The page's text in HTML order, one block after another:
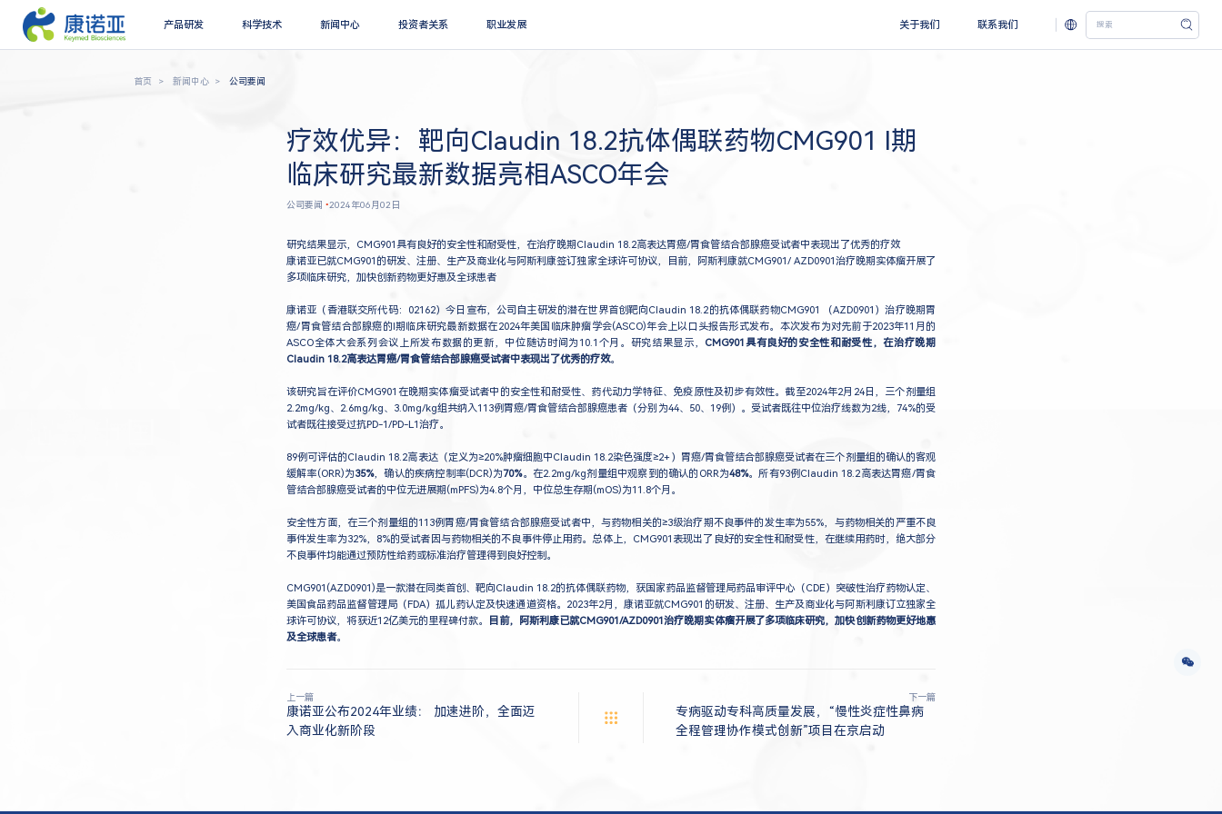
产品研发 科学技术 新闻中心 投资者关系 职业发展 关于我们 联系我们
首页 新闻中心 公司要闻
疗效优异：靶向Claudin 18.2抗体偶联药物CMG901 I期
临床研究最新数据亮相ASCO年会
公司要闻 •2024年06月02日
研究结果显示，CMG901具有良好的安全性和耐受性，在治疗晚期Claudin 18.2高表达胃癌/胃食管结合部腺癌受试者中表现出了优秀的疗效
康诺亚已就CMG901的研发、注册、生产及商业化与阿斯利康签订独家全球许可协议，目前，阿斯利康就CMG901/ AZD0901治疗晚期实体瘤开展了
多项临床研究，加快创新药物更好惠及全球患者
康诺亚（香港联交所代码：02162）今日宣布，公司自主研发的潜在世界首创靶向Claudin 18.2的抗体偶联药物CMG901 （AZD0901）治疗晚期胃
癌/胃食管结合部腺癌的I期临床研究最新数据在2024年美国临床肿瘤学会(ASCO)年会上以口头报告形式发布。本次发布为对先前于2023年11月的
ASCO全体大会系列会议上所发布数据的更新，中位随访时间为10.1个月。研究结果显示， CMG901具有良好的安全性和耐受性，在治疗晚期
Claudin 18.2高表达胃癌/胃食管结合部腺癌受试者中表现出了优秀的疗效。
该研究旨在评价CMG901在晚期实体瘤受试者中的安全性和耐受性、药代动力学特征、免疫原性及初步有效性。截至2024年2月24日，三个剂量组
2.2mg/kg、2.6mg/kg、3.0mg/kg组共纳入113例胃癌/胃食管结合部腺癌患者（分别为44、50、19例）。受试者既往中位治疗线数为2线，74%的受
试者既往接受过抗PD-1/PD-L1治疗。
89例可评估的Claudin 18.2高表达（定义为≥20%肿瘤细胞中Claudin 18.2染色强度≥2+）胃癌/胃食管结合部腺癌受试者在三个剂量组的确认的客观
缓解率(ORR)为35%，确认的疾病控制率(DCR)为70%。在2.2mg/kg剂量组中观察到的确认的ORR为48%。所有93例Claudin 18.2高表达胃癌/胃食
管结合部腺癌受试者的中位无进展期(mPFS)为4.8个月，中位总生存期(mOS)为11.8个月。
安全性方面，在三个剂量组的113例胃癌/胃食管结合部腺癌受试者中，与药物相关的≥3级治疗期不良事件的发生率为55%，与药物相关的严重不良
事件发生率为32%，8%的受试者因与药物相关的不良事件停止用药。总体上，CMG901表现出了良好的安全性和耐受性，在继续用药时，绝大部分
不良事件均能通过预防性给药或标准治疗管理得到良好控制。
CMG901(AZD0901)是一款潜在同类首创、靶向Claudin 18.2的抗体偶联药物，获国家药品监督管理局药品审评中心（CDE）突破性治疗药物认定、
美国食品药品监督管理局（FDA）孤儿药认定及快速通道资格。2023年2月，康诺亚就CMG901的研发、注册、生产及商业化与阿斯利康订立独家全
球许可协议，将获近12亿美元的里程碑付款。
目前，阿斯利康已就CMG901/AZD0901治疗晚期实体瘤开展了多项临床研究，加快创新药物更好地惠
及全球患者。
上一篇
康诺亚公布2024年业绩： 加速进阶，全面迈
入商业化新阶段
下一篇
专病驱动专科高质量发展，“慢性炎症性鼻病
全程管理协作模式创新”项目在京启动